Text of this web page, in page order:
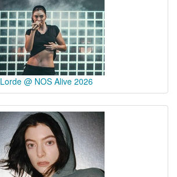
Lorde @ NOS Alive 2026